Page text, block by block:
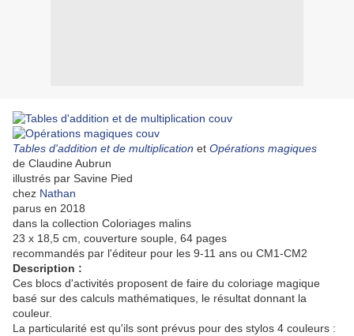
Tables d'addition et de multiplication et Opérations magiques
de Claudine Aubrun
illustrés par Savine Pied
chez Nathan
parus en 2018
dans la collection Coloriages malins
23 x 18,5 cm, couverture souple, 64 pages
recommandés par l'éditeur pour les 9-11 ans ou CM1-CM2
Description :
Ces blocs d'activités proposent de faire du coloriage magique
basé sur des calculs mathématiques, le résultat donnant la
couleur.
La particularité est qu'ils sont prévus pour des stylos 4 couleurs :